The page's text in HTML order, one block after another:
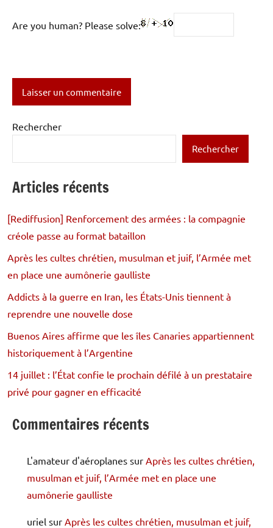
Are you human? Please solve:
Rechercher
Rechercher
Articles récents
[Rediffusion] Renforcement des armées : la compagnie
créole passe au format bataillon
Après les cultes chrétien, musulman et juif, l’Armée met
en place une aumônerie gaulliste
Addicts à la guerre en Iran, les États-Unis tiennent à
reprendre une nouvelle dose
Buenos Aires affirme que les îles Canaries appartiennent
historiquement à l’Argentine
14 juillet : l’État confie le prochain défilé à un prestataire
privé pour gagner en efficacité
Commentaires récents
L'amateur d'aéroplanes sur Après les cultes chrétien,
musulman et juif, l’Armée met en place une
aumônerie gaulliste
uriel sur Après les cultes chrétien, musulman et juif,